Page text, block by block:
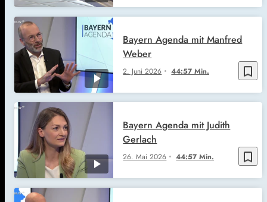
bookmark_border
2. Juni 2026 44:57 Min.
Bayern Agenda mit Manfred
Weber
bookmark_border
26. Mai 2026 44:57 Min.
Bayern Agenda mit Judith
Gerlach